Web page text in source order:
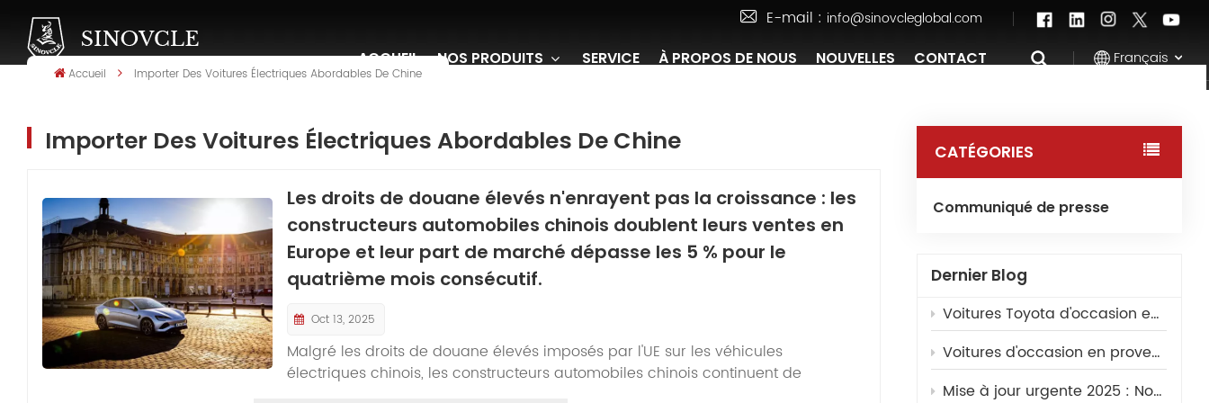
E-mail : info@sinovcleglobal.com
ACCUEIL
NOS PRODUITS SERVICE À PROPOS DE NOUS NOUVELLES CONTACT Français
English
Français
中文
Accueil Importer Des Voitures Électriques Abordables De Chine
CATÉGORIES
Communiqué de presse
Dernier Blog
Voitures Toyota d'occasion en provenance de Chine : les meilleurs modèles pour l'exportation
Voitures d'occasion en provenance de Chine : Guide complet pour les concessionnaires étrangers
Mise à jour urgente 2025 : Nouvelle réglementation pour l’importation de véhicules d’occasion en Arabie saoudite – Guide de dédouanement et d’inspection
Importer Des Voitures Électriques Abordables De Chine
Les droits de douane élevés n'enrayent pas la croissance : les
constructeurs automobiles chinois doublent leurs ventes en
Europe et leur part de marché dépasse les 5 % pour le
quatrième mois consécutif.
Oct 13, 2025
Malgré les droits de douane élevés imposés par l'UE sur les véhicules
électriques chinois, les constructeurs automobiles chinois continuent de